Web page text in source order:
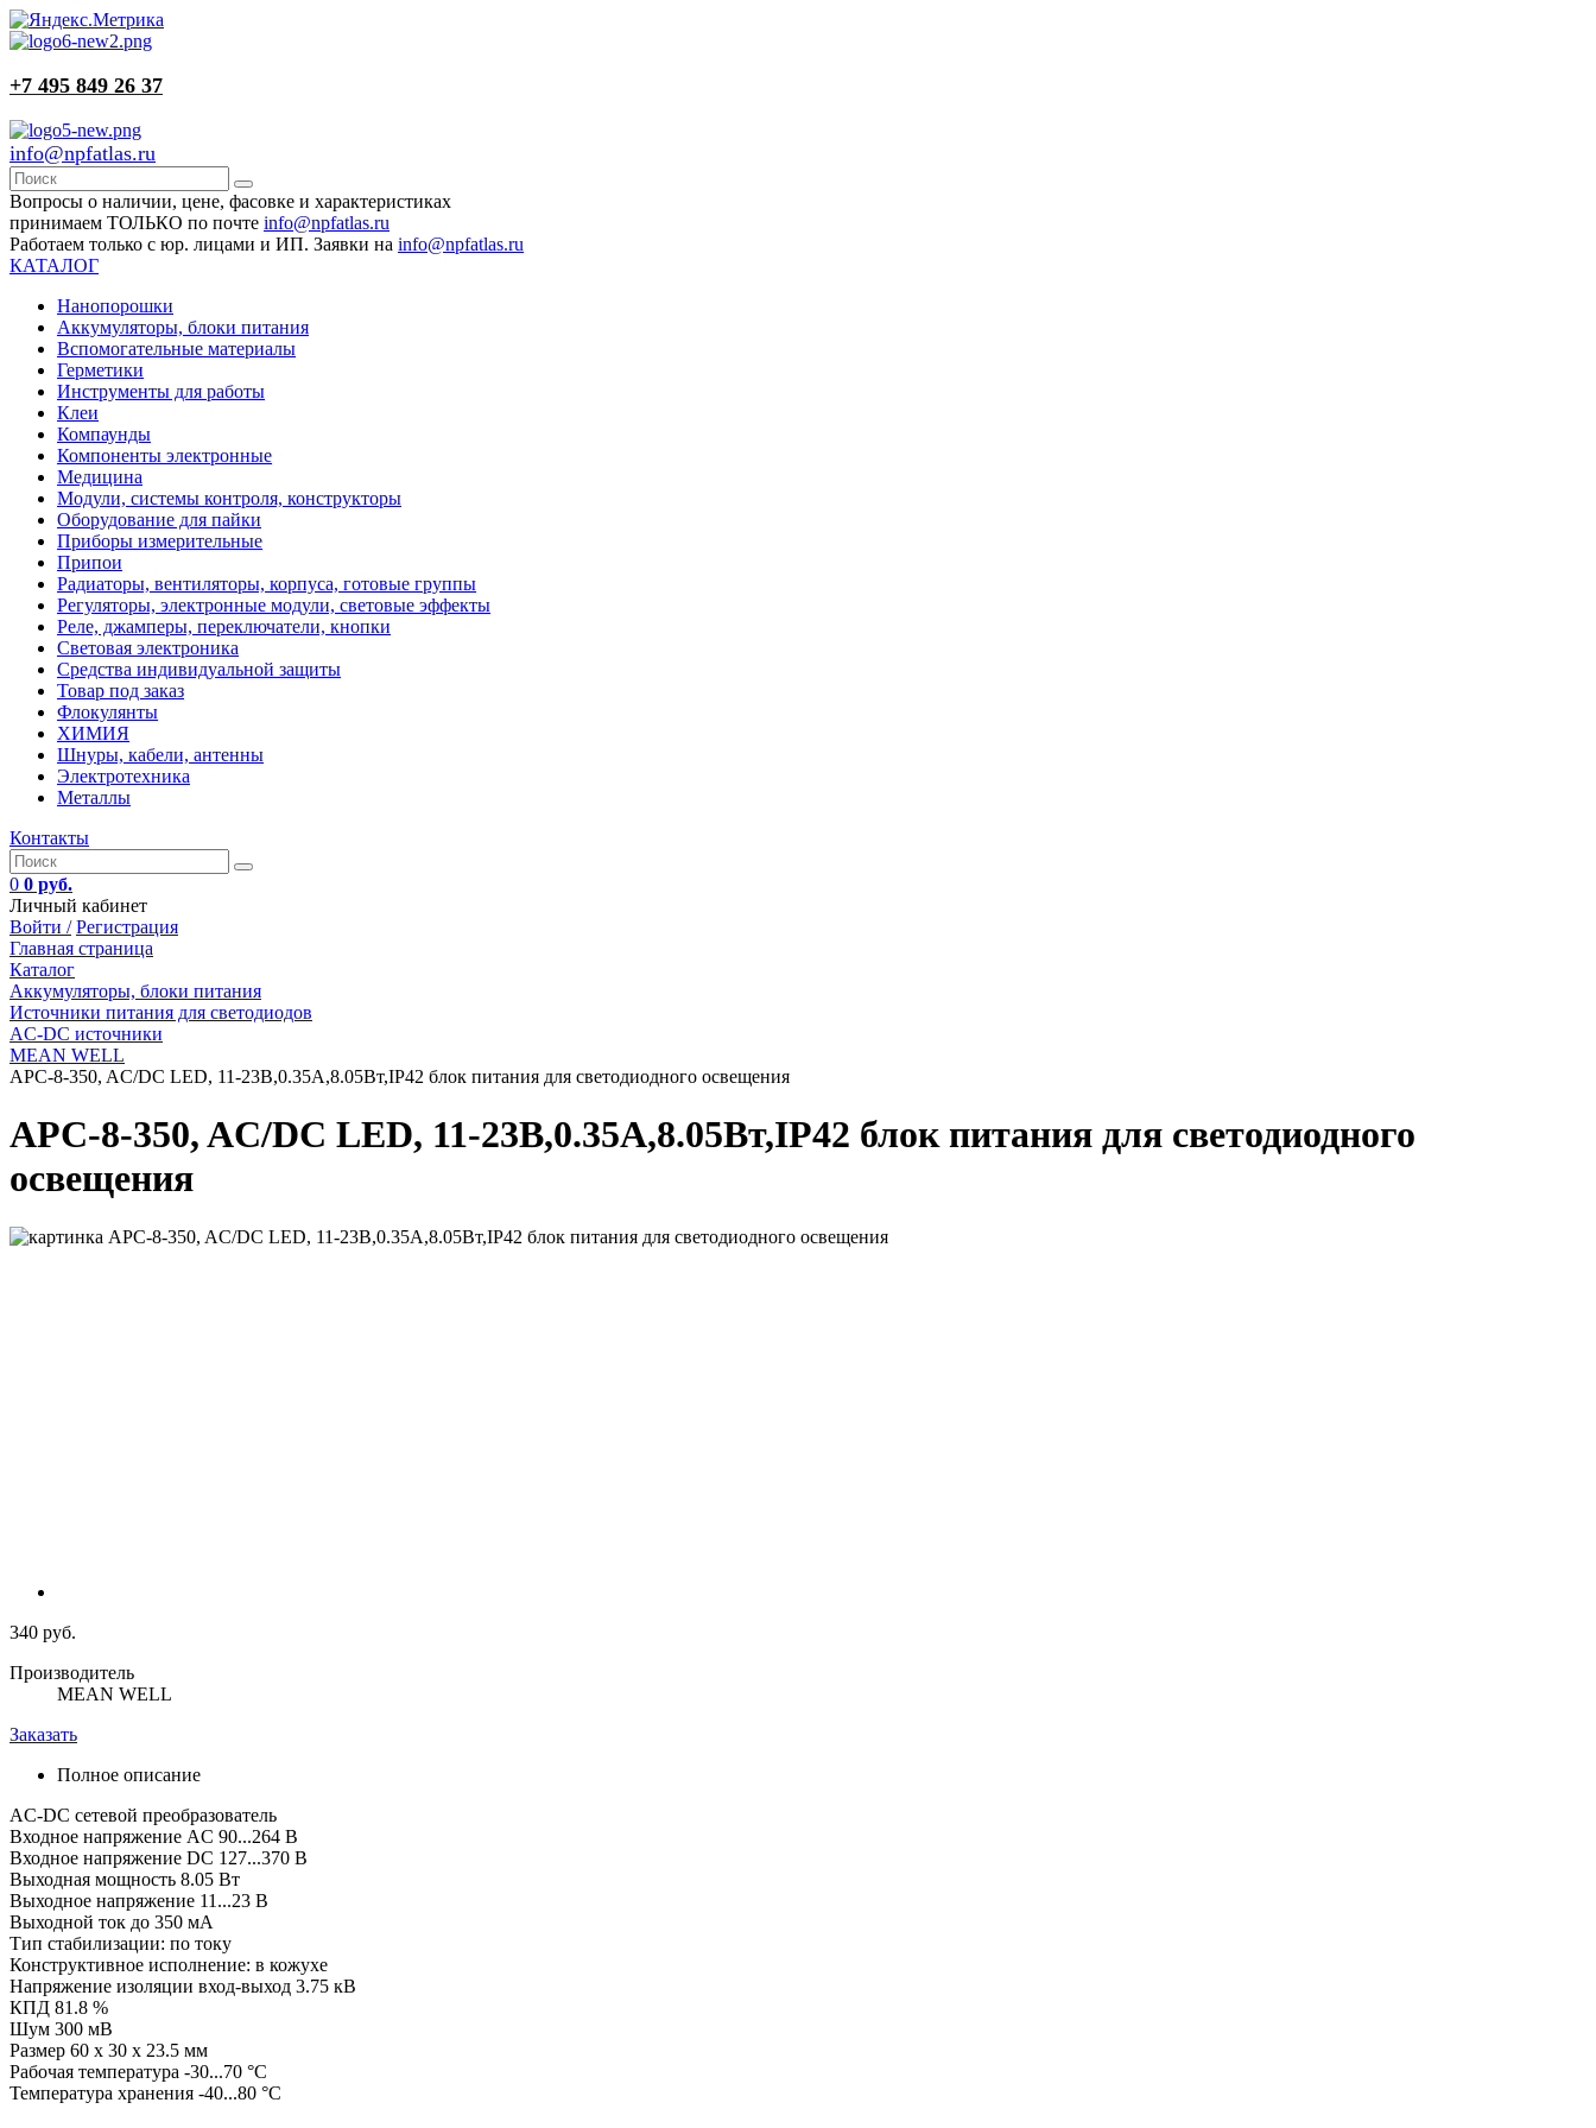
+7 495 849 26 37
info@npfatlas.ru
Вопросы о наличии, цене, фасовке и характеристиках
принимаем ТОЛЬКО по почте info@npfatlas.ru
Работаем только с юр. лицами и ИП. Заявки на info@npfatlas.ru
КАТАЛОГ
Нанопорошки
Аккумуляторы, блоки питания
Вспомогательные материалы
Герметики
Инструменты для работы
Клеи
Компаунды
Компоненты электронные
Медицина
Модули, системы контроля, конструкторы
Оборудование для пайки
Приборы измерительные
Припои
Радиаторы, вентиляторы, корпуса, готовые группы
Регуляторы, электронные модули, световые эффекты
Реле, джамперы, переключатели, кнопки
Световая электроника
Средства индивидуальной защиты
Товар под заказ
Флокулянты
ХИМИЯ
Шнуры, кабели, антенны
Электротехника
Металлы
Контакты
0 0 руб.
Личный кабинет
Войти / Регистрация
Главная страница
Каталог
Аккумуляторы, блоки питания
Источники питания для светодиодов
AC-DC источники
MEAN WELL
APC-8-350, AC/DC LED, 11-23В,0.35А,8.05Вт,IP42 блок питания для светодиодного освещения
APC-8-350, AC/DC LED, 11-23В,0.35А,8.05Вт,IP42 блок питания для светодиодного
освещения
340 руб.
Производитель
MEAN WELL
Заказать
Полное описание
AC-DC сетевой преобразователь
Входное напряжение AC 90...264 В
Входное напряжение DC 127...370 В
Выходная мощность 8.05 Вт
Выходное напряжение 11...23 В
Выходной ток до 350 мА
Тип стабилизации: по току
Конструктивное исполнение: в кожухе
Напряжение изоляции вход-выход 3.75 кВ
КПД 81.8 %
Шум 300 мВ
Размер 60 x 30 x 23.5 мм
Рабочая температура -30...70 °C
Температура хранения -40...80 °C